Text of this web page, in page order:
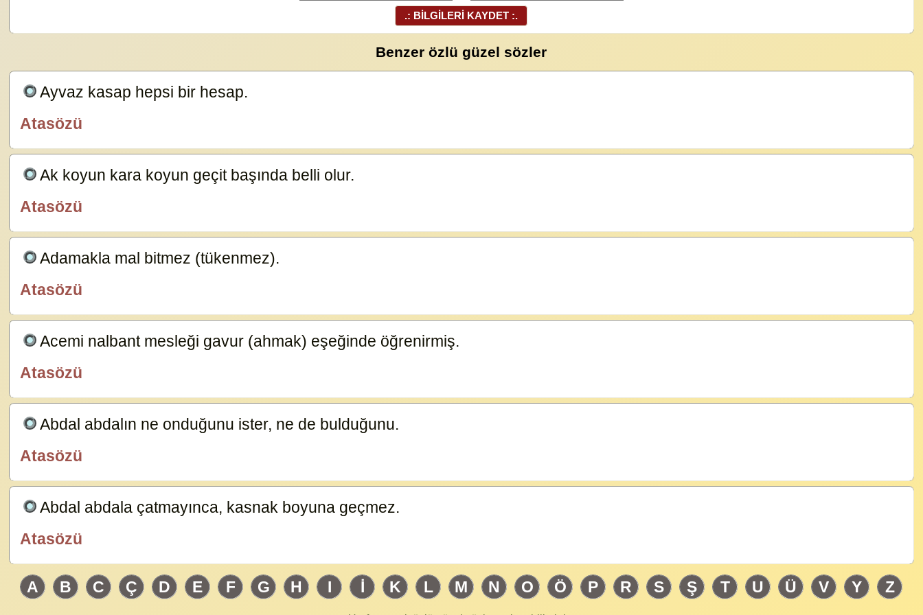
.: BİLGİLERİ KAYDET :.
Benzer özlü güzel sözler
Ayvaz kasap hepsi bir hesap.
Atasözü
Ak koyun kara koyun geçit başında belli olur.
Atasözü
Adamakla mal bitmez (tükenmez).
Atasözü
Acemi nalbant mesleği gavur (ahmak) eşeğinde öğrenirmiş.
Atasözü
Abdal abdalın ne onduğunu ister, ne de bulduğunu.
Atasözü
Abdal abdala çatmayınca, kasnak boyuna geçmez.
Atasözü
A B C Ç D E F G H I İ K L M N O Ö P R S Ş T U Ü V Y Z